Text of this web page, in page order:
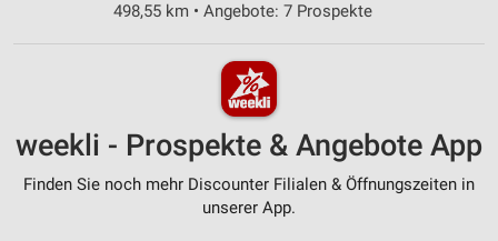
498,55 km • Angebote: 7 Prospekte
weekli - Prospekte & Angebote App
Finden Sie noch mehr Discounter Filialen & Öffnungszeiten in
unserer App.